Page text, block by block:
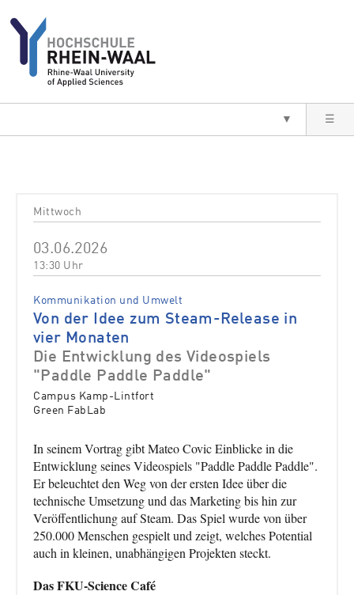
▼ ☰
Mittwoch
03.06.2026
13:30 Uhr
Kommunikation und Umwelt
Von der Idee zum Steam-Release in
vier Monaten
Die Entwicklung des Videospiels
"Paddle Paddle Paddle"
Campus Kamp-Lintfort
Green FabLab
In seinem Vortrag gibt Mateo Covic Einblicke in die
Entwicklung seines Videospiels "Paddle Paddle Paddle".
Er beleuchtet den Weg von der ersten Idee über die
technische Umsetzung und das Marketing bis hin zur
Veröffentlichung auf Steam. Das Spiel wurde von über
250.000 Menschen gespielt und zeigt, welches Potential
auch in kleinen, unabhängigen Projekten steckt.
Das FKU-Science Café